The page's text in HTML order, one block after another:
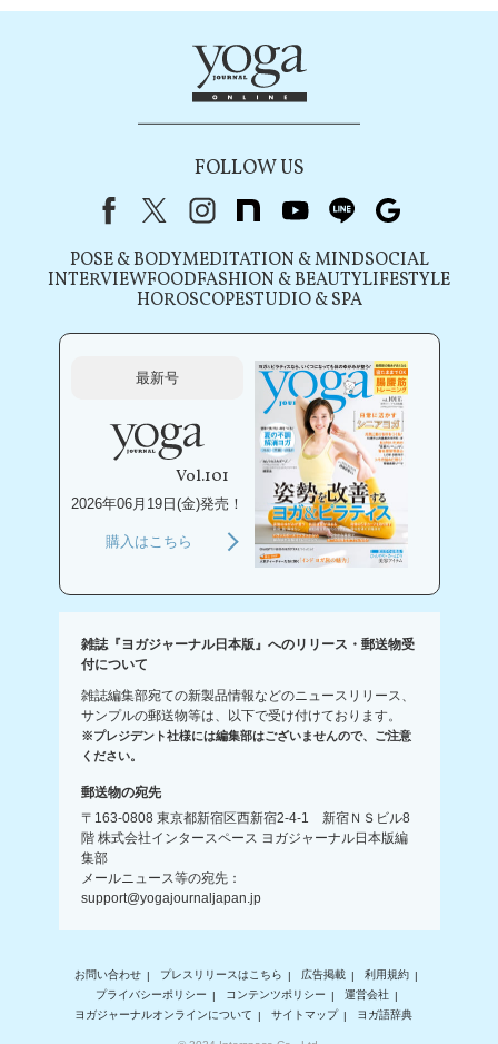
FOLLOW US
FacebookX（旧Twitter）
instagram
note youtubeline
POSE & BODYMEDITATION & MINDSOCIAL
INTERVIEWFOODFASHION & BEAUTYLIFESTYLE
HOROSCOPESTUDIO & SPA
最新号
Vol.101
2026年06月19日(金)発売！
購入はこちら
雑誌『ヨガジャーナル日本版』へのリリース・郵送物受
付について
雑誌編集部宛ての新製品情報などのニュースリリース、
サンプルの郵送物等は、以下で受け付けております。
※プレジデント社様には編集部はございませんので、ご注意
ください。
郵送物の宛先
〒163-0808 東京都新宿区西新宿2-4-1 新宿ＮＳビル8
階 株式会社インタースペース ヨガジャーナル日本版編
集部
メールニュース等の宛先：
support@yogajournaljapan.jp
お問い合わせ プレスリリースはこちら 広告掲載
利用規約
プライバシーポリシー
コンテンツポリシー
運営会社
ヨガジャーナルオンラインについて
サイトマップ ヨガ語辞典